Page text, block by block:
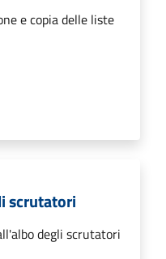
e copia delle liste
scrutatori
degli scrutatori